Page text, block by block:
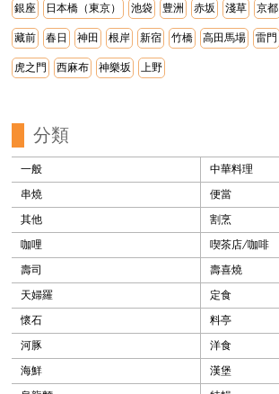
銀座 日本橋（東京） 池袋 豊洲 赤坂 淺草 京都
藏前 春日 神田 根岸 新宿 竹橋 高田馬場 雷門
虎之門 西麻布 神樂坂 上野
分類
一般
中華料理
串燒
便當
其他
割烹
咖哩
喫茶店/咖啡
壽司
壽喜燒
天婦羅
定食
懷石
料亭
河豚
洋食
海鮮
漢堡